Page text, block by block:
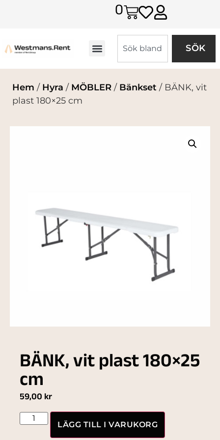
0
SÖK
Hem / Hyra / MÖBLER / Bänkset / BÄNK, vit
plast 180×25 cm
BÄNK, vit plast 180×25
cm
59,00 kr
LÄGG TILL I VARUKORG